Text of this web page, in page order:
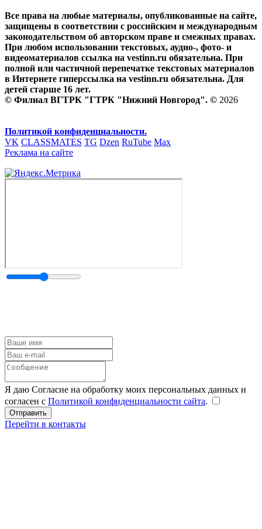
Все права на любые материалы, опубликованные на сайте,
защищены в соответствии с российским и международным
законодательством об авторском праве и смежных правах.
При любом использовании текстовых, аудио-, фото- и
видеоматериалов ссылка на vestinn.ru обязательна. При
полной или частичной перепечатке текстовых материалов
в Интернете гиперссылка на vestinn.ru обязательна. Для
детей старше 16 лет.
© Филиал ВГТРК "ГТРК "Нижний Новгород". © 2026
Политикой конфиденциальности.
VK CLASSMATES TG Dzen RuTube Max
Реклама на сайте
Я даю Согласие на обработку моих персональных данных и
согласен с Политикой конфиденциальности сайта.
Перейти в контакты